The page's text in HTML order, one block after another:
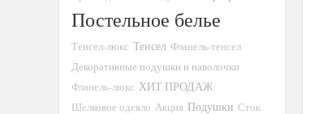
Постельное белье
Тенсел-люкс Тенсел Фланель-тенсел
Декоративные подушки и наволочки
Фланель-люкс ХИТ ПРОДАЖ
Шелковое одеяло Акция Подушки Сток